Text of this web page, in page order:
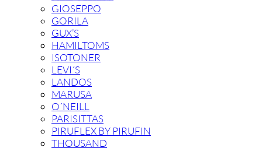
GIOSEPPO
GORILA
GUX’S
HAMILTOMS
ISOTONER
LEVI´S
LANDOS
MARUSA
O´NEILL
PARISITTAS
PIRUFLEX BY PIRUFIN
THOUSAND